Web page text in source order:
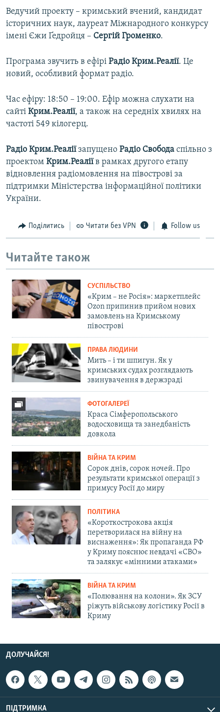
Ведучий проекту – кримський вчений, кандидат
історичних наук, лауреат Міжнародного конкурсу
імені Єжи Ґедройця – Сергій Громенко.
Програма звучить в ефірі Радіо Крим.Реалії. Це
новий, особливий формат радіо.
Час ефіру: 18:50 – 19:00. Ефір можна слухати на
сайті Крим.Реалії, а також на середніх хвилях на
частоті 549 кілогерц. ​
Радіо Крим.Реаліїзапущено Радіо Свобода спільно з
проектом Крим.Реаліїв рамках другого етапу
відновлення радіомовлення на півострові за
підтримки Міністерства інформаційної політики
України.
Поділитись Читати без VPN Follow us
Читайте також
СУСПІЛЬСТВО
«Крим – не Росія»: маркетплейс
Ozon припинив прийом нових
замовлень на Кримському
півострові
ПРАВА ЛЮДИНИ
Мить – і ти шпигун. Як у
кримських судах розглядають
звинувачення в держзраді
ФОТОГАЛЕРЕЇ
Краса Сімферопольського
водосховища та занедбаність
довкола
ВІЙНА ТА КРИМ
Сорок днів, сорок ночей. Про
результати кримської операції з
примусу Росії до миру
ПОЛІТИКА
«Короткострокова акція
перетворилася на війну на
виснаження»: Як пропаганда РФ
у Криму пояснює невдачі «СВО»
та залякує «мінними атаками»
ВІЙНА ТА КРИМ
«Полювання на колони». Як ЗСУ
ріжуть військову логістику Росії в
Криму
ДОЛУЧАЙСЯ!
ПІДТРИМКА